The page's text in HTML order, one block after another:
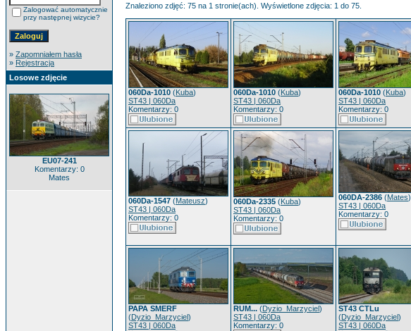
Zalogować automatycznie
przy następnej wizycie?
» Zapomniałem hasła
» Rejestracja
Losowe zdjęcie
EU07-241
Komentarzy: 0
Mates
Znaleziono zdjęć: 75 na 1 stronie(ach). Wyświetlone zdjęcia: 1 do 75.
060Da-1010 (Kuba)
ST43 | 060Da
Komentarzy: 0
060Da-1010 (Kuba)
ST43 | 060Da
Komentarzy: 0
060Da-1010 (Kuba)
ST43 | 060Da
Komentarzy: 0
060Da-1547 (Mateusz)
ST43 | 060Da
Komentarzy: 0
060Da-2335 (Kuba)
ST43 | 060Da
Komentarzy: 0
060DA-2386 (Mates)
ST43 | 060Da
Komentarzy: 0
PAPA SMERF
(Dyzio_Marzyciel)
ST43 | 060Da
RUM... (Dyzio_Marzyciel)
ST43 | 060Da
Komentarzy: 0
ST43 CTLu
(Dyzio_Marzyciel)
ST43 | 060Da